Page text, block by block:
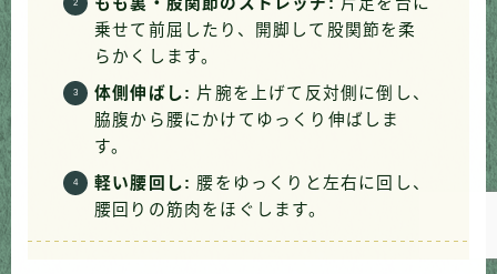
Follow Me
もも裏・股関節のストレッチ: 片足を台に
乗せて前屈したり、開脚して股関節を柔
らかくします。
体側伸ばし: 片腕を上げて反対側に倒し、
脇腹から腰にかけてゆっくり伸ばしま
す。
軽い腰回し: 腰をゆっくりと左右に回し、
腰回りの筋肉をほぐします。